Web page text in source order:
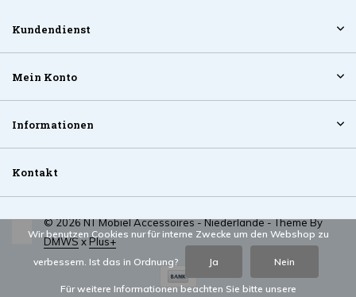
Kundendienst
Mein Konto
Informationen
Kontakt
© 2026 NT Mobiel Accessoires - Niederlande - Theme By
DMWSxPlus+
Wir benutzen Cookies nur für interne Zwecke um den Webshop zu
verbessern. Ist das in Ordnung? Ja Nein
Für weitere Informationen beachten Sie bitte unsere